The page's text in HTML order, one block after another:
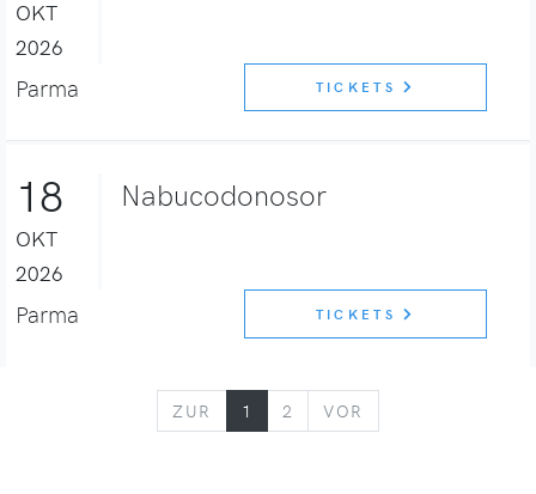
OKT
2026
Parma TICKETS
18
OKT
2026
Nabucodonosor
Parma TICKETS
ZUR ZURÜCK
1 2 VOR